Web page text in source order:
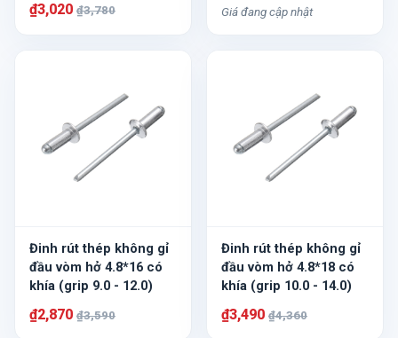
₫3,020 ₫3,780 Giá đang cập nhật
Đinh rút thép không gỉ
đầu vòm hở 4.8*16 có
khía (grip 9.0 - 12.0)
₫2,870 ₫3,590
Đinh rút thép không gỉ
đầu vòm hở 4.8*18 có
khía (grip 10.0 - 14.0)
₫3,490 ₫4,360